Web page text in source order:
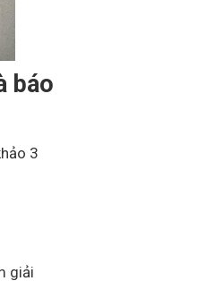
báo
3
giải